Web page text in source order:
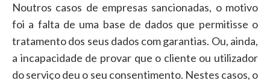
Noutros casos de empresas sancionadas, o motivo
foi a falta de uma base de dados que permitisse o
tratamento dos seus dados com garantias. Ou, ainda,
a incapacidade de provar que o cliente ou utilizador
do serviço deu o seu consentimento. Nestes casos, o